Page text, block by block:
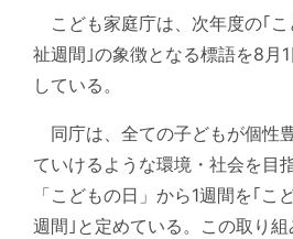
こども家庭庁は、次年度の｢
祉週間｣の象徴となる標語を8月
している。
同庁は、全ての子どもが個性
ていけるような環境・社会を目
「こどもの日」から1週間を｢こ
週間｣と定めている。この取り